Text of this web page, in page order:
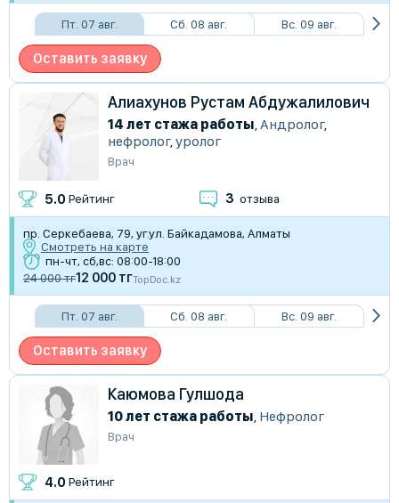
Пт. 07 авг. Сб. 08 авг. Вс. 09 авг.
Оставить заявку
Алиахунов Рустам Абдужалилович
14 лет стажа работы,Андролог,
нефролог,уролог
Врач
5.0 Рейтинг 3 отзыва
пр. Серкебаева, 79, уг.ул. Байкадамова, Алматы
Смотреть на карте
пн-чт, сб,вс: 08:00-18:00
24 000 тг12 000 тгTopDoc.kz
Пт. 07 авг. Сб. 08 авг. Вс. 09 авг.
Оставить заявку
Каюмова Гулшода
10 лет стажа работы, Нефролог
Врач
4.0 Рейтинг